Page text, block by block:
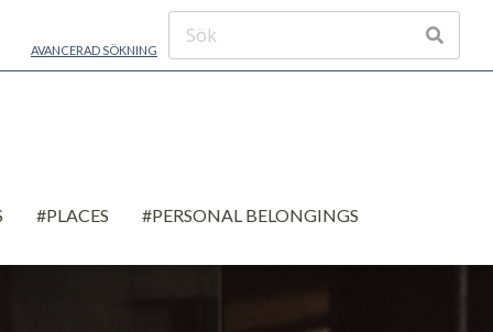
AVANCERAD SÖKNING
#PLACES #PERSONAL BELONGINGS